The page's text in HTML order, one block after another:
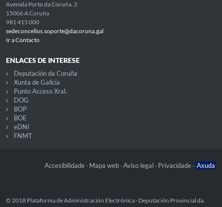
Avenida Porto da Coruña, 2
15006 A Coruña
981 415 000
sedeconcellos.soporte@dacoruna.gal
Ir a Contacto
ENLACES DE INTERESE
Deputación da Coruña
Xunta de Galicia
Punto Acceso Xral.
DOG
BOP
BOE
eDNI
FNMT
Accesibilidade - Mapa web -Aviso legal - Privacidade - Axuda
© 2018 Plataforma de Administración Electrónica · Deputación Provincial da